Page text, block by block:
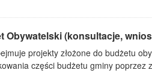
Obywatelski (konsultacje,
projekty złożone do budżetu
części budżetu gminy poprzez